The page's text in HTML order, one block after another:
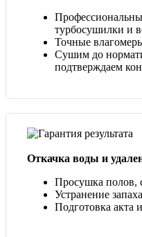
турбосушилки и
Точные
Сушим до
подтверждаем
Откачка воды и
Просушка полов,
Устранение
Подготовка акта